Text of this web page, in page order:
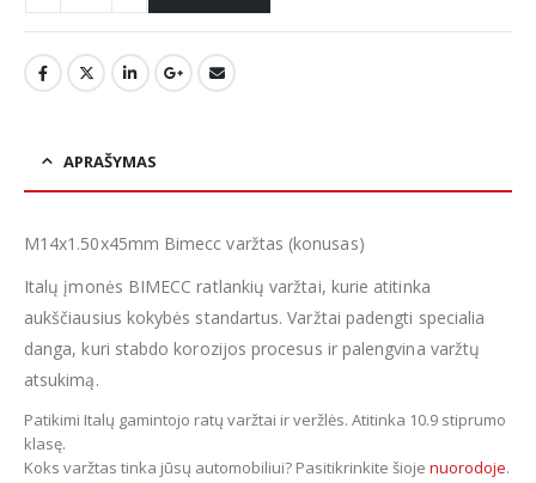
APRAŠYMAS
M14x1.50x45mm Bimecc varžtas (konusas)
Italų įmonės BIMECC ratlankių varžtai, kurie atitinka
aukščiausius kokybės standartus. Varžtai padengti specialia
danga, kuri stabdo korozijos procesus ir palengvina varžtų
atsukimą.
Patikimi Italų gamintojo ratų varžtai ir veržlės. Atitinka 10.9 stiprumo
klasę.
Koks varžtas tinka jūsų automobiliui? Pasitikrinkite šioje nuorodoje.